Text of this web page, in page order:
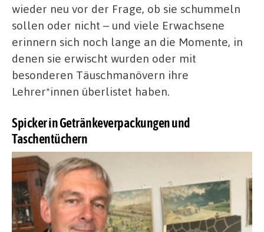
wieder neu vor der Frage, ob sie schummeln
sollen oder nicht – und viele Erwachsene
erinnern sich noch lange an die Momente, in
denen sie erwischt wurden oder mit
besonderen Täuschmanövern ihre
Lehrer*innen überlistet haben.
Spicker in Getränkeverpackungen und
Taschentüchern